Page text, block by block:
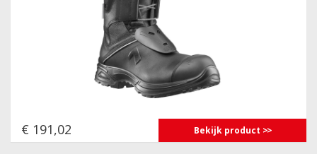
€ 191,02 Bekijk product